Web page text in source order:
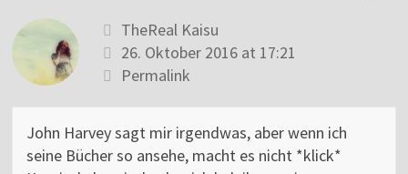
TheReal Kaisu
26. Oktober 2016 at 17:21
Permalink
John Harvey sagt mir irgendwas, aber wenn ich
seine Bücher so ansehe, macht es nicht *klick*